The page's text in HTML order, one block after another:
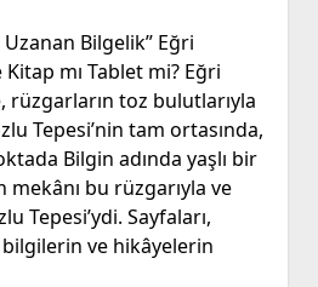
Politikası
İletişim
Bilgelik” Eğri
Kitap mı Tablet mi? Eğri
rüzgarların toz bulutlarıyla
Tepesi’nin tam ortasında,
Bilgin adında yaşlı bir
mekânı bu rüzgarıyla ve
Tepesi’ydi. Sayfaları,
bilgilerin ve hikâyelerin